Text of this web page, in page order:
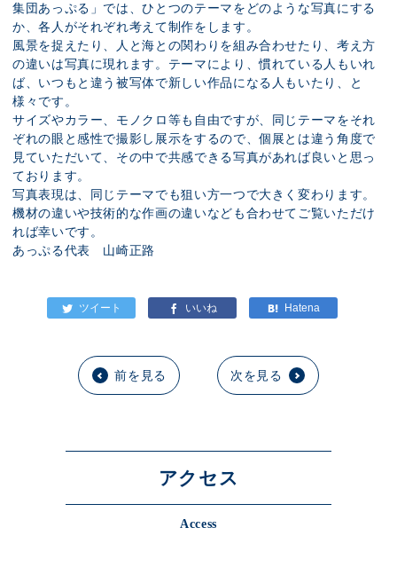
集団あっぷる」では、ひとつのテーマをどのような写真にする
か、各人がそれぞれ考えて制作をします。
風景を捉えたり、人と海との関わりを組み合わせたり、考え方
の違いは写真に現れます。テーマにより、慣れている人もいれ
ば、いつもと違う被写体で新しい作品になる人もいたり、と
様々です。
サイズやカラー、モノクロ等も自由ですが、同じテーマをそれ
ぞれの眼と感性で撮影し展示をするので、個展とは違う角度で
見ていただいて、その中で共感できる写真があれば良いと思っ
ております。
写真表現は、同じテーマでも狙い方一つで大きく変わります。
機材の違いや技術的な作画の違いなども合わせてご覧いただけ
れば幸いです。
あっぷる代表 山崎正路
前を見る 次を見る
アクセス
Access